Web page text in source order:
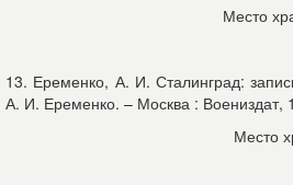
Место
13. Еременко, А. И. Сталинград:
А. И. Еременко. – Москва : Воениздат,
Место